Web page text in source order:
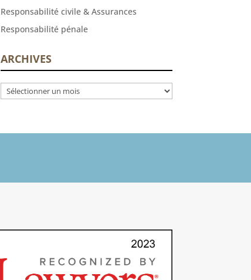
Responsabilité civile & Assurances
Responsabilité pénale
ARCHIVES
Archives